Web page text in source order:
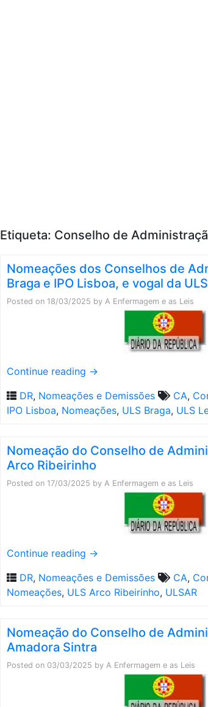
Etiqueta: Conselho de
Nomeações dos Conselhos de
Braga e IPO Lisboa, e vogal da
Posted on 18/03/2025 by A Enfermagem e as Leis
Continue reading →
DR, Nomeações e Demissões CA,
IPO Lisboa, Nomeações, ULS Braga, ULS
Nomeação do Conselho de
Arco Ribeirinho
Posted on 17/03/2025 by A Enfermagem e as Leis
Continue reading →
DR, Nomeações e Demissões CA,
Nomeações, ULS Arco Ribeirinho, ULSAR
Nomeação do Conselho de
Amadora Sintra
Posted on 03/03/2025 by A Enfermagem e as Leis